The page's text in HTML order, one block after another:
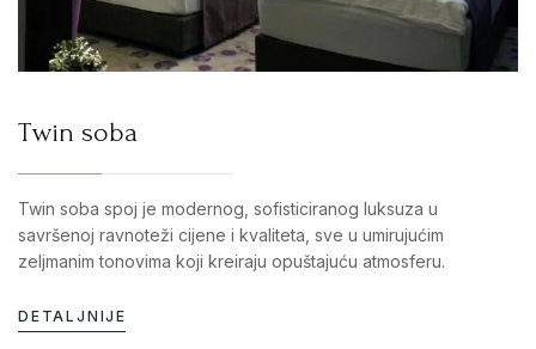
Twin soba
Twin soba spoj je modernog, sofisticiranog luksuza u
savršenoj ravnoteži cijene i kvaliteta, sve u umirujućim
zeljmanim tonovima koji kreiraju opuštajuću atmosferu.
DETALJNIJE